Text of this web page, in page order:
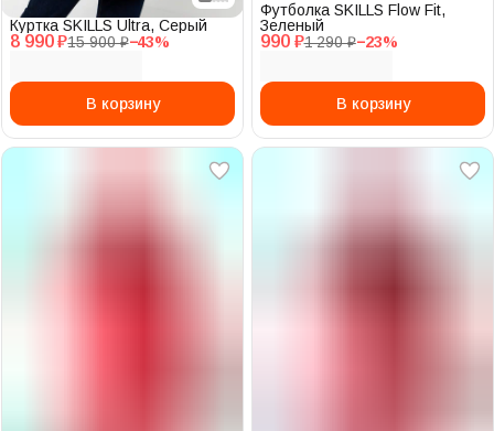
8 990 ₽15 900 ₽−43%
Куртка SKILLS Ultra, Серый
В корзину
990 ₽1 290 ₽−23%
Футболка SKILLS Flow Fit,
Зеленый
В корзину